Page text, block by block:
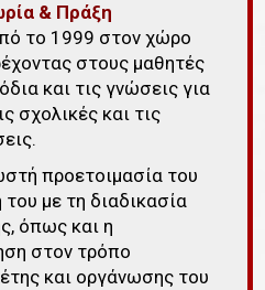
& Πράξη
το 1999 στον χώρο
στους μαθητές
και τις γνώσεις για
σχολικές και τις
προετοιμασία του
με τη διαδικασία
όπως και η
στον τρόπο
και οργάνωσης του